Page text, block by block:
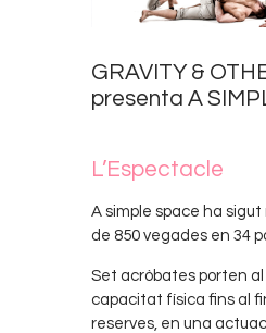
GRAVITY &
presenta A
L’Espectacle
A simple space ha
de 850 vegades en 34
Set acròbates porten al
capacitat física fins al
reserves, en una